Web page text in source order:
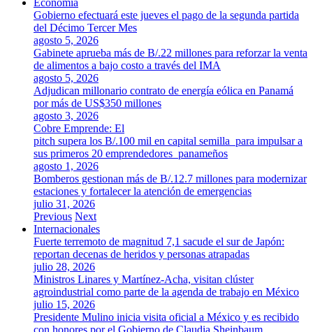
Economía
Gobierno efectuará este jueves el pago de la segunda partida
del Décimo Tercer Mes
agosto 5, 2026
Gabinete aprueba más de B/.22 millones para reforzar la venta
de alimentos a bajo costo a través del IMA
agosto 5, 2026
Adjudican millonario contrato de energía eólica en Panamá
por más de US$350 millones
agosto 3, 2026
Cobre Emprende: El
pitch supera los B/.100 mil en capital semilla para impulsar a
sus primeros 20 emprendedores panameños
agosto 1, 2026
Bomberos gestionan más de B/.12.7 millones para modernizar
estaciones y fortalecer la atención de emergencias
julio 31, 2026
Previous Next
Internacionales
Fuerte terremoto de magnitud 7,1 sacude el sur de Japón:
reportan decenas de heridos y personas atrapadas
julio 28, 2026
Ministros Linares y Martínez-Acha, visitan clúster
agroindustrial como parte de la agenda de trabajo en México
julio 15, 2026
Presidente Mulino inicia visita oficial a México y es recibido
con honores por el Gobierno de Claudia Sheinbaum